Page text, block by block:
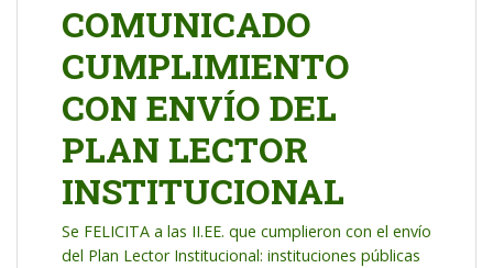
COMUNICADO
CUMPLIMIENTO
CON ENVÍO DEL
PLAN LECTOR
INSTITUCIONAL
Se FELICITA a las II.EE. que cumplieron con el envío
del Plan Lector Institucional: instituciones públicas